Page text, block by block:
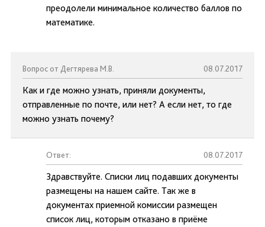
преодолели минимальное количество баллов по
математике.
Вопрос от Дегтярева М.В. 08.07.2017
Как и где можно узнать, приняли документы,
отправленные по почте, или нет? А если нет, то где
можно узнать почему?
Ответ: 08.07.2017
Здравствуйте. Списки лиц подавших документы
размещены на нашем сайте. Так же в
документах приемной комиссии размещен
список лиц, которым отказано в приёме